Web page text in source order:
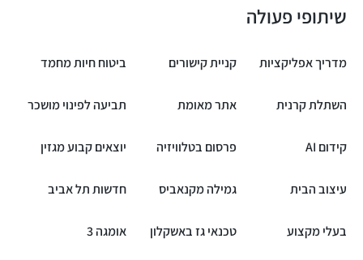
שיתופי פעולה
מדריך אפליקציות קניית קישורים ביטוח חיות מחמד
השתלת קרנית אתר מאומת תביעה לפינוי מושכר
קידום AI פרסום בטלוויזיה יוצאים קבוע מגזין
עיצוב הבית גמילה מקנאביס חדשות תל אביב
בעלי מקצוע טכנאי גז באשקלון אומגה 3